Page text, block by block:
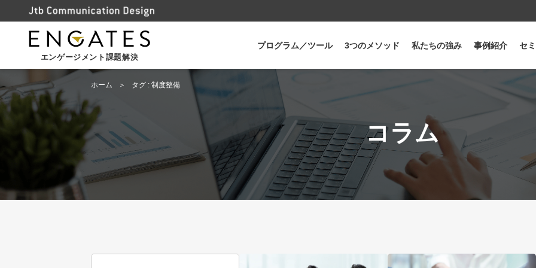
エンゲージメント課題解決
プログラム／ツール 3つのメソッド 私たちの強み 事例紹介 セ
ホーム タグ : 制度整備
コラム